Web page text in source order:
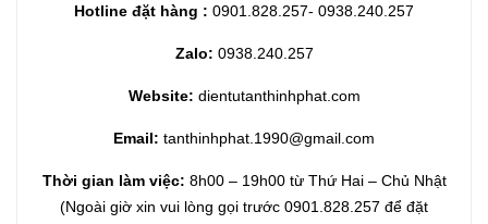
Hotline đặt hàng : 0901.828.257- 0938.240.257
Zalo: 0938.240.257
Website: dientutanthinhphat.com
Email: tanthinhphat.1990@gmail.com
Thời gian làm việc: 8h00 – 19h00 từ Thứ Hai – Chủ Nhật
(Ngoài giờ xin vui lòng gọi trước 0901.828.257 để đặt